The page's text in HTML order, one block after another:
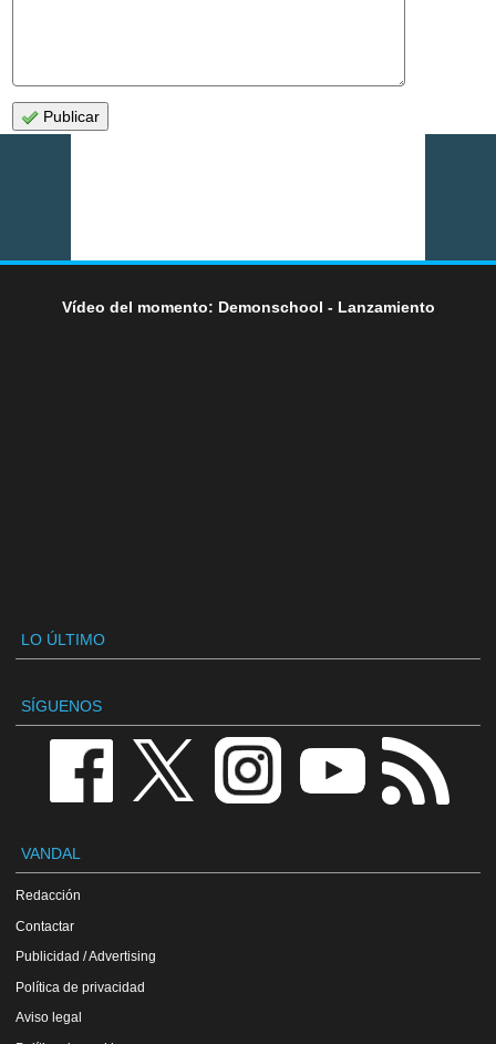
Publicar
Vídeo del momento: Demonschool - Lanzamiento
LO ÚLTIMO
SÍGUENOS
VANDAL
Redacción
Contactar
Publicidad / Advertising
Política de privacidad
Aviso legal